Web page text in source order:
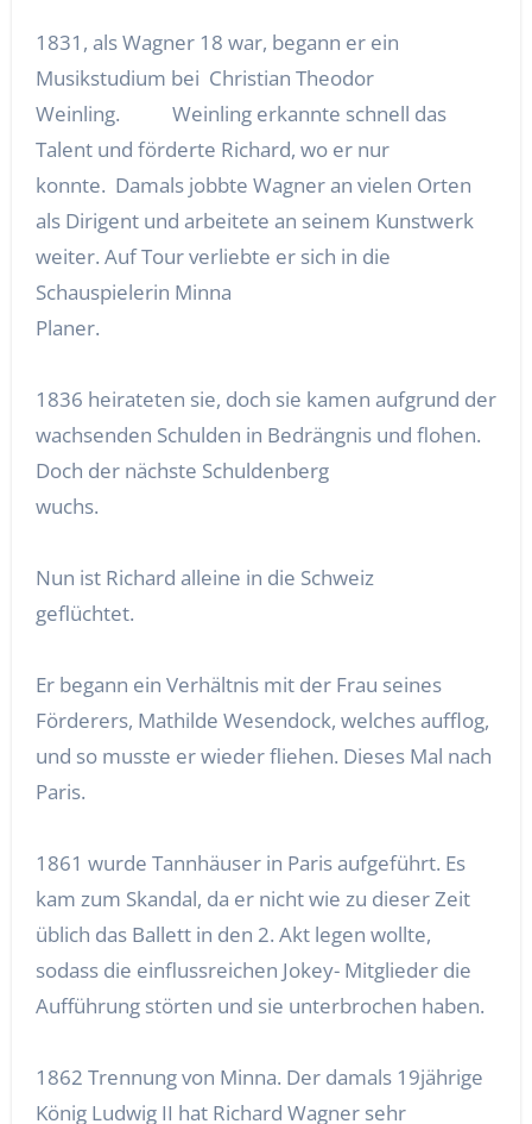
1831, als Wagner 18 war, begann er ein
Musikstudium bei Christian Theodor
Weinling. Weinling erkannte schnell das
Talent und förderte Richard, wo er nur
konnte. Damals jobbte Wagner an vielen Orten
als Dirigent und arbeitete an seinem Kunstwerk
weiter. Auf Tour verliebte er sich in die
Schauspielerin Minna
Planer.
1836 heirateten sie, doch sie kamen aufgrund der
wachsenden Schulden in Bedrängnis und flohen.
Doch der nächste Schuldenberg
wuchs.
Nun ist Richard alleine in die Schweiz
geflüchtet.
Er begann ein Verhältnis mit der Frau seines
Förderers, Mathilde Wesendock, welches aufflog,
und so musste er wieder fliehen. Dieses Mal nach
Paris.
1861 wurde Tannhäuser in Paris aufgeführt. Es
kam zum Skandal, da er nicht wie zu dieser Zeit
üblich das Ballett in den 2. Akt legen wollte,
sodass die einflussreichen Jokey- Mitglieder die
Aufführung störten und sie unterbrochen haben.
1862 Trennung von Minna. Der damals 19jährige
König Ludwig II hat Richard Wagner sehr